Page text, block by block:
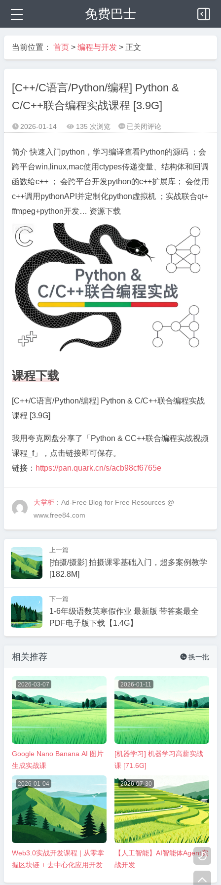
免费巴士


当前位置： 首页 > 编程与开发 > 正文
[C++/C语言/Python/编程] Python &
C/C++联合编程实战课程 [3.9G]
 2026-01-14  135 次浏览  [C++/C
言/Python/
编
Python
&
程
实
战
课
程
[3.9G]
已关闭评论
简介 快速入门python，学习编译查看Python的源码 ；会
跨平台win,linux,mac使用ctypes传递变量、结构体和回调
函数给c++ ； 会跨平台开发python的c++扩展库； 会使用
c++调用pythonAPI并定制化python虚拟机 ；实战联合qt+
ffmpeg+python开发… 资源下载
课程下载
[C++/C语言/Python/编程] Python & C/C++联合编程实战
课程 [3.9G]
我用夸克网盘分享了「Python & CC++联合编程实战视频
课程_f」，点击链接即可保存。
链接： https://pan.quark.cn/s/acb98cf6765e
大掌柜 ：Ad-Free Blog for Free Resources @
www.free84.com
上一篇
[拍摄/摄影] 拍摄课零基础入门，超多案例教学
[182.8M]
下一篇
1-6年级语数英寒假作业 最新版 带答案最全
PDF电子版下载【1.4G】
相关推荐  换一批
2026-03-07
Google Nano Banana AI 图片
生成实战课
2026-01-11
[机器学习] 机器学习高薪实战
课 [71.6G]
2026-01-04
Web3.0实战开发课程 | 从零掌
握区块链 + 去中心化应用开发
2026-07-30
【人工智能】AI智能体Agent实
战开发